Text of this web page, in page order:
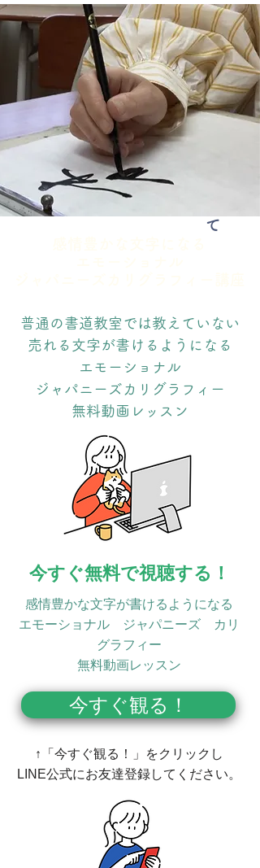
感情を文字にのせて
普通の書道教室では教えていない
売れる文字が書けるようになる
エモーショナル
ジャパニーズカリグラフィー
無料動画レッスン
今すぐ無料で視聴する！
感情豊かな文字が書けるようになる
​エモーショナル ジャパニーズ カリ
グラフィー
無料動画レッスン
今すぐ観る！
​↑「今すぐ観る！」をクリックし
LINE公式にお友達登録してください。